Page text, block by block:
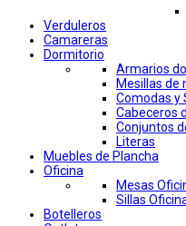
Verduleros
Camareras
Dormitorio
Armarios
Mesillas de
Comodas y
Cabeceros
Conjuntos
Literas
Muebles de Plancha
Oficina
Mesas
Sillas
Botelleros